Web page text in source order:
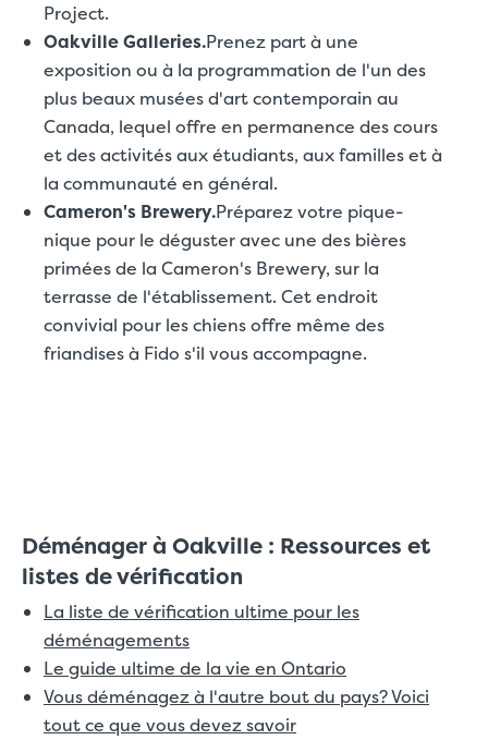
Project.
Oakville Galleries.Prenez part à une
exposition ou à la programmation de l'un des
plus beaux musées d'art contemporain au
Canada, lequel offre en permanence des cours
et des activités aux étudiants, aux familles et à
la communauté en général.
Cameron's Brewery.Préparez votre pique-
nique pour le déguster avec une des bières
primées de la Cameron's Brewery, sur la
terrasse de l'établissement. Cet endroit
convivial pour les chiens offre même des
friandises à Fido s'il vous accompagne.
Déménager à Oakville : Ressources et
listes de vérification
La liste de vérification ultime pour les
déménagements
Le guide ultime de la vie en Ontario
Vous déménagez à l'autre bout du pays? Voici
tout ce que vous devez savoir